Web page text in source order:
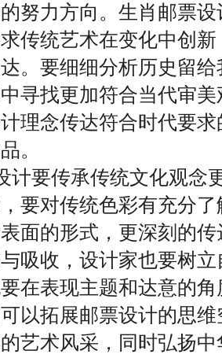
努力方向。生肖邮票
传统艺术在变化中创
。要细细分析历史留
寻找更加符合当代审
理念传达符合时代要
。
计要传承传统文化观念
要对传统色彩有充分
面的形式，更深刻的
吸收，设计家也要树
在表现主题和达意的
以拓展邮票设计的思
艺术风采，同时弘扬